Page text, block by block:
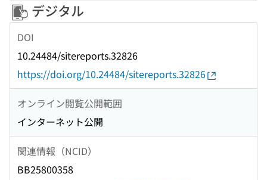
デジタル
DOI
10.24484/sitereports.32826
https://doi.org/10.24484/sitereports.32826
オンライン閲覧公開範囲
インターネット公開
関連情報（NCID）
BB25800358